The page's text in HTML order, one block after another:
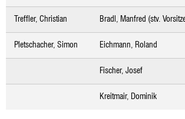
Treffler, Christian Bradl, Manfred (stv.
Pletschacher, Simon Eichmann, Roland
Fischer, Josef
Kreitmair, Dominik